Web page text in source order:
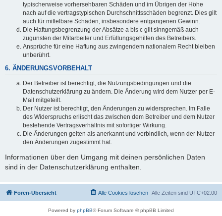
typischerweise vorhersehbaren Schäden und im Übrigen der Höhe
nach auf die vertragstypischen Durchschnittsschäden begrenzt. Dies gilt
auch für mittelbare Schäden, insbesondere entgangenen Gewinn.
Die Haftungsbegrenzung der Absätze a bis c gilt sinngemäß auch
zugunsten der Mitarbeiter und Erfüllungsgehilfen des Betreibers.
Ansprüche für eine Haftung aus zwingendem nationalem Recht bleiben
unberührt.
6. ÄNDERUNGSVORBEHALT
Der Betreiber ist berechtigt, die Nutzungsbedingungen und die
Datenschutzerklärung zu ändern. Die Änderung wird dem Nutzer per E-
Mail mitgeteilt.
Der Nutzer ist berechtigt, den Änderungen zu widersprechen. Im Falle
des Widerspruchs erlischt das zwischen dem Betreiber und dem Nutzer
bestehende Vertragsverhältnis mit sofortiger Wirkung.
Die Änderungen gelten als anerkannt und verbindlich, wenn der Nutzer
den Änderungen zugestimmt hat.
Informationen über den Umgang mit deinen persönlichen Daten
sind in der Datenschutzerklärung enthalten.
Foren-Übersicht Alle Zeiten sind UTC+02:00
Alle Cookies löschen
Powered by phpBB® Forum Software © phpBB Limited